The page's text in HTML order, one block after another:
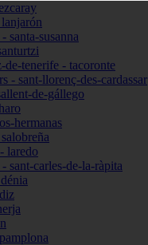
santa-susanna
de-tenerife - tacoronte
- sant-llorenç-des-cardassar
de-gállego
hermanas
laredo
sant-carles-de-la-ràpita